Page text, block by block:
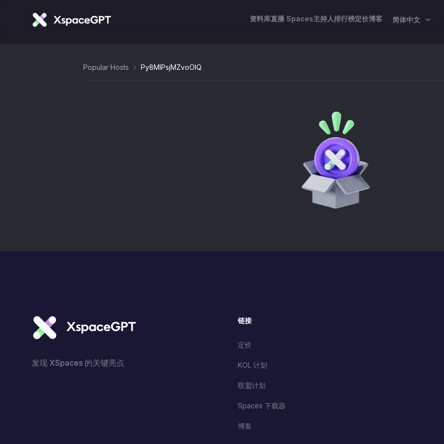
资料库直播 Spaces主持人排行榜定价博客 简体中文
Popular Hosts Py8MlPsjMZvoOlQ
发现 XSpaces 的关键亮点
链接
定价
KOL 计划
联盟计划
Spaces 下载器
博客